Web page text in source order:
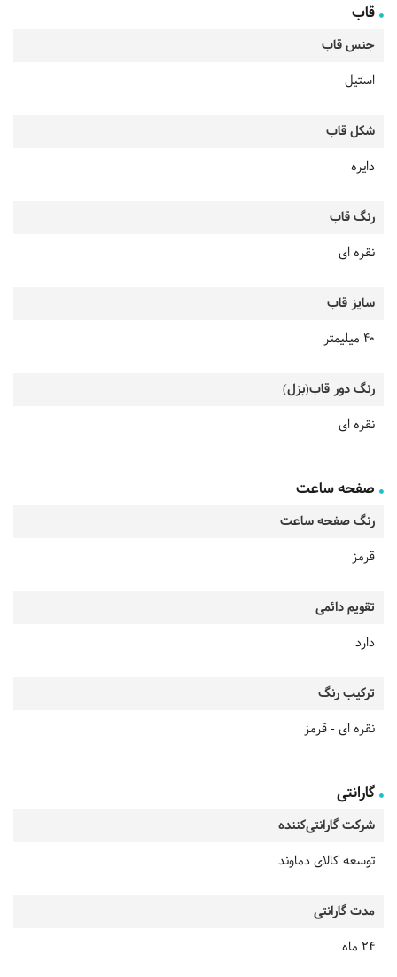
قاب
جنس قاب
استیل
شکل قاب
دایره
رنگ قاب
نقره ای
سایز قاب
40 میلیمتر
رنگ دور قاب(بزل)
نقره ای
صفحه ساعت
رنگ صفحه ساعت
قرمز
تقویم دائمی
دارد
ترکیب رنگ
نقره ای - قرمز
گارانتی
شرکت گارانتی‌کننده
توسعه کالای دماوند
مدت گارانتی
24 ماه